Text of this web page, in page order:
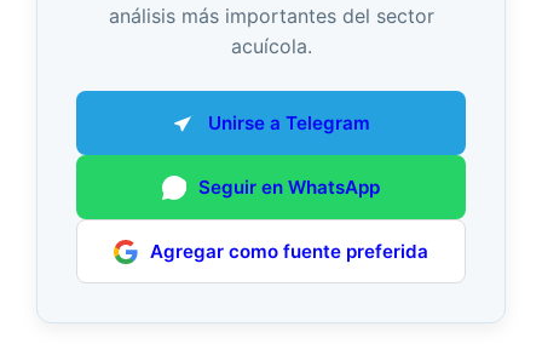
análisis más importantes del sector
acuícola.
Unirse a Telegram
Seguir en WhatsApp
Agregar como fuente preferida